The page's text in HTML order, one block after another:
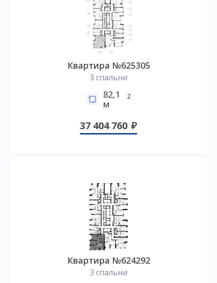
Квартира №625305
3 спальни
82,1
м
2
37 404 760
Квартира №624292
3 спальни